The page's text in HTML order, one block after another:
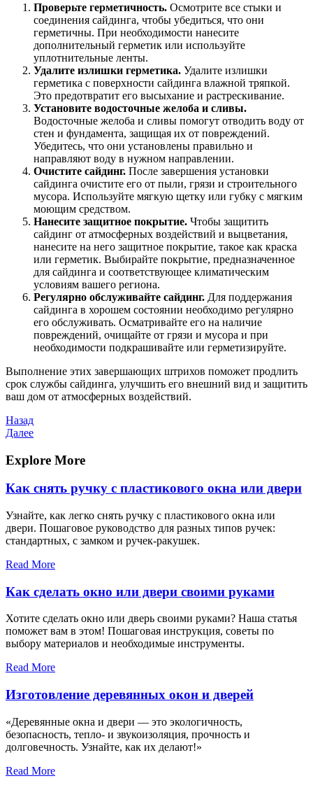
Проверьте герметичность. Осмотрите все стыки и
соединения сайдинга, чтобы убедиться, что они
герметичны. При необходимости нанесите
дополнительный герметик или используйте
уплотнительные ленты.
Удалите излишки герметика. Удалите излишки
герметика с поверхности сайдинга влажной тряпкой.
Это предотвратит его высыхание и растрескивание.
Установите водосточные желоба и сливы.
Водосточные желоба и сливы помогут отводить воду от
стен и фундамента, защищая их от повреждений.
Убедитесь, что они установлены правильно и
направляют воду в нужном направлении.
Очистите сайдинг. После завершения установки
сайдинга очистите его от пыли, грязи и строительного
мусора. Используйте мягкую щетку или губку с мягким
моющим средством.
Нанесите защитное покрытие. Чтобы защитить
сайдинг от атмосферных воздействий и выцветания,
нанесите на него защитное покрытие, такое как краска
или герметик. Выбирайте покрытие, предназначенное
для сайдинга и соответствующее климатическим
условиям вашего региона.
Регулярно обслуживайте сайдинг. Для поддержания
сайдинга в хорошем состоянии необходимо регулярно
его обслуживать. Осматривайте его на наличие
повреждений, очищайте от грязи и мусора и при
необходимости подкрашивайте или герметизируйте.
Выполнение этих завершающих штрихов поможет продлить
срок службы сайдинга, улучшить его внешний вид и защитить
ваш дом от атмосферных воздействий.
Навигация
по
записям
Предыдущая
запись
Назад
Следующая
Далее
Explore More
Как снять ручку с пластикового окна или двери
Узнайте, как легко снять ручку с пластикового окна или
двери. Пошаговое руководство для разных типов ручек:
стандартных, с замком и ручек-ракушек.
Read More
Как сделать окно или двери своими руками
Хотите сделать окно или дверь своими руками? Наша статья
поможет вам в этом! Пошаговая инструкция, советы по
выбору материалов и необходимые инструменты.
Read More
Изготовление деревянных окон и дверей
«Деревянные окна и двери — это экологичность,
безопасность, тепло- и звукоизоляция, прочность и
долговечность. Узнайте, как их делают!»
Read More